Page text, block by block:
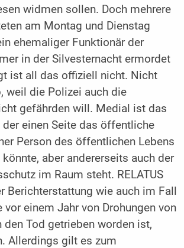
widmen sollen. Doch mehrere
am Montag und Dienstag
ehemaliger Funktionär der
in der Silvesternacht ermordet
ist all das offiziell nicht. Nicht
weil die Polizei auch die
gefährden will. Medial ist das
einen Seite das öffentliche
Person des öffentlichen Lebens
aber andererseits auch der
im Raum steht. RELATUS
Berichterstattung wie auch im Fall
vor einem Jahr von Drohungen von
den Tod getrieben worden ist,
Allerdings gilt es zum